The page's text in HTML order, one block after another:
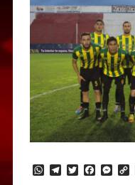
W T
T
F
M C